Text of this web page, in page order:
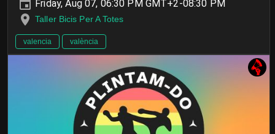
Friday, Aug 07, 06:30 PM GMT+2-08:30 PM
Taller Bicis Per A Totes
valencia valència